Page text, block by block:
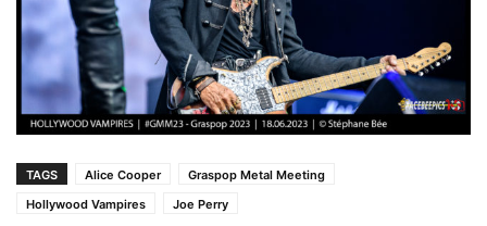
TAGS Alice Cooper
Graspop Metal Meeting
Hollywood Vampires
Joe Perry